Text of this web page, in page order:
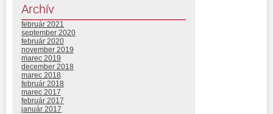
Archív
február 2021
september 2020
február 2020
november 2019
marec 2019
december 2018
marec 2018
február 2018
marec 2017
február 2017
január 2017